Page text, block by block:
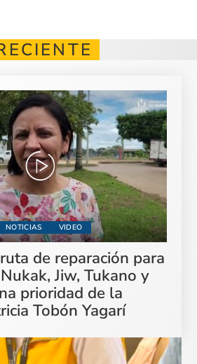
NOTICIAS VIDEO
de reparación para
Jiw, Tukano y
prioridad de la
Tobón Yagarí